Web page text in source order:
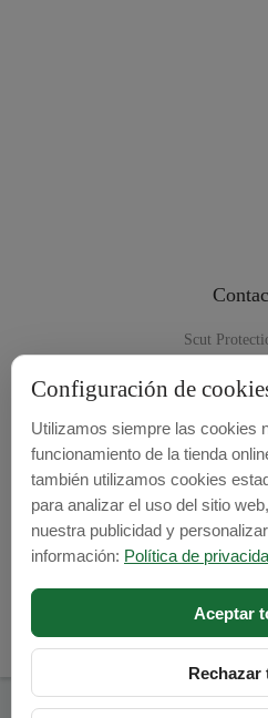
Scut
Harghita,
E-mail:
Configuración de
Utilizamos siempre las cookies
funcionamiento de la tienda
también utilizamos cookies
para analizar el uso del sitio
nuestra publicidad y
información: Política de
Aceptar
Rechazar